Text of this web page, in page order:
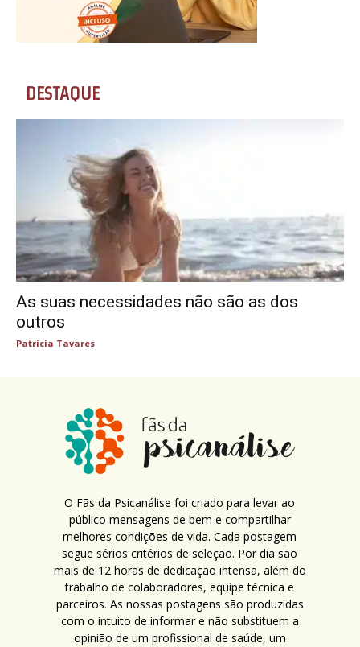
DESTAQUE
As suas necessidades não são as dos
outros
Patricia Tavares
O Fãs da Psicanálise foi criado para levar ao
público mensagens de bem e compartilhar
melhores condições de vida. Cada postagem
segue sérios critérios de seleção. Por dia são
mais de 12 horas de dedicação intensa, além do
trabalho de colaboradores, equipe técnica e
parceiros. As nossas postagens são produzidas
com o intuito de informar e não substituem a
opinião de um profissional de saúde, um